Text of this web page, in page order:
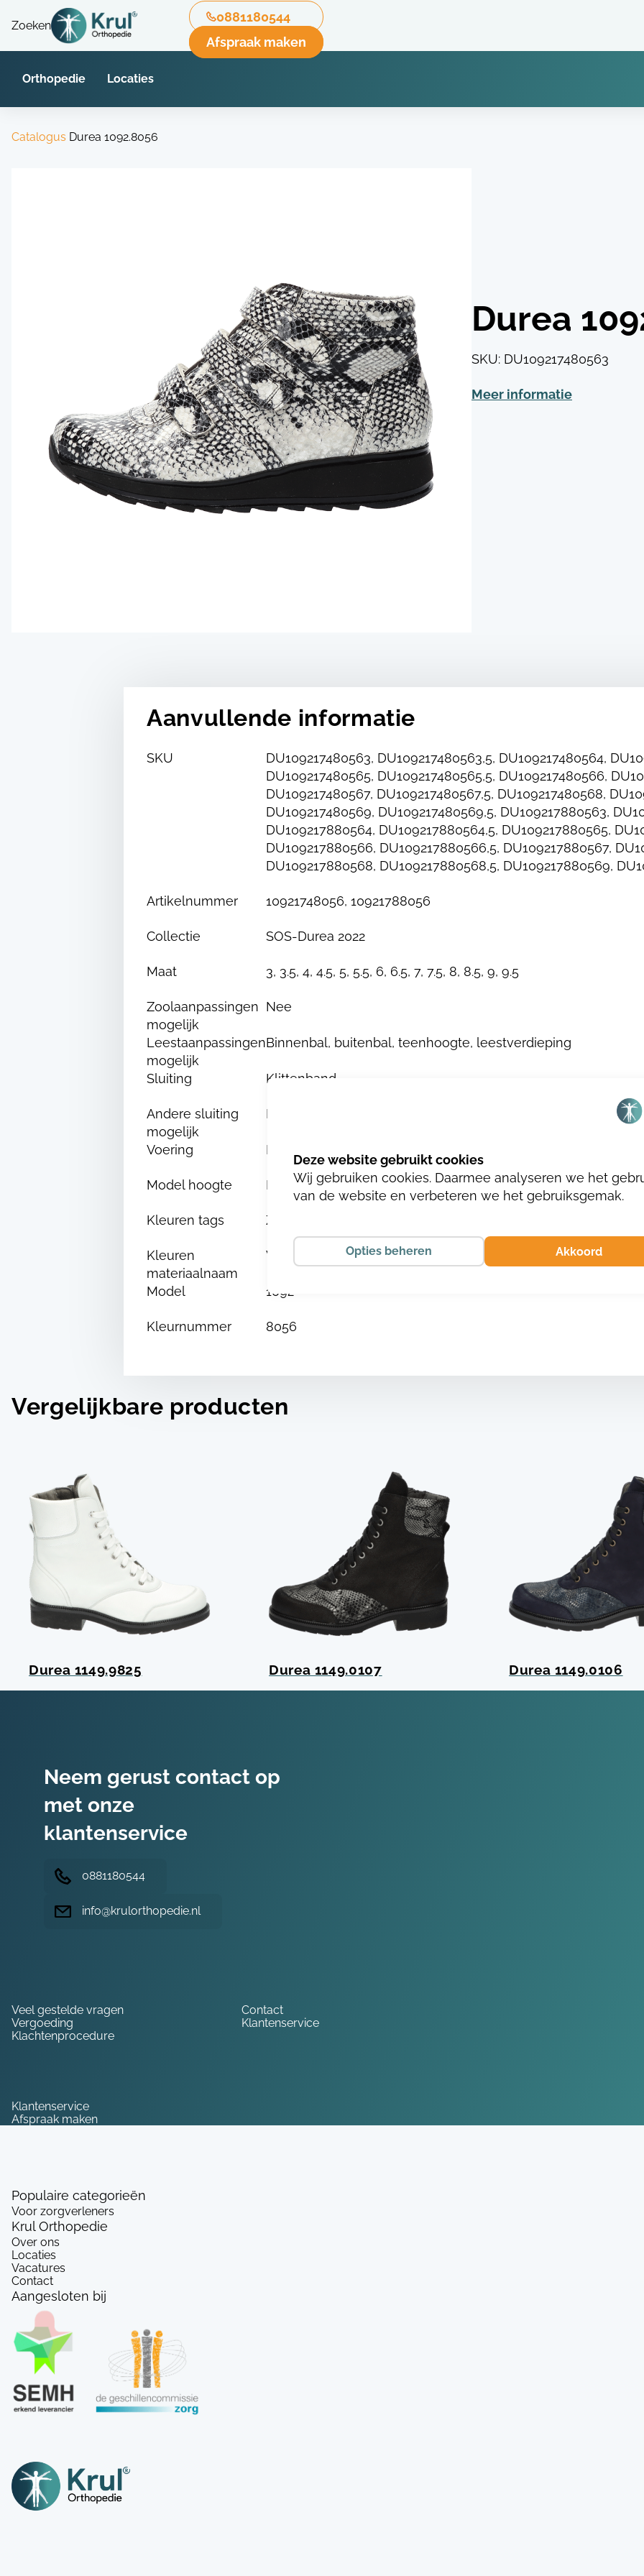
Zoeken
0881180544
Afspraak maken
Orthopedie Locaties
Catalogus Durea 1092.8056
Durea
SKU: DU109217480563
Meer informatie
Aanvullende informatie
SKU
DU109217480563, DU109217480563,5, DU109217480564,
DU109217480565, DU109217480565,5, DU109217480566,
DU109217480567, DU109217480567,5, DU109217480568,
DU109217480569, DU109217480569,5, DU109217880563,
DU109217880564, DU109217880564,5, DU109217880565,
DU109217880566, DU109217880566,5, DU109217880567,
DU109217880568, DU109217880568,5, DU109217880569,
Artikelnummer 10921748056, 10921788056
Collectie SOS-Durea 2022
Maat 3, 3.5, 4, 4.5, 5, 5.5, 6, 6.5, 7, 7.5, 8, 8.5, 9, 9.5
Zoolaanpassingen
mogelijk
Nee
Leestaanpassingen
mogelijk
Binnenbal, buitenbal, teenhoogte, leestverdieping
Sluiting Klittenband
Andere sluiting
mogelijk
Nee
Voering Fashmo
Model hoogte Hoog
Kleuren tags Zwart, Wit
Kleuren
materiaalnaam
WIT-ZWART PYTHON 3017
Model 1092
Kleurnummer 8056
Vergelijkbare producten
Durea 1149.9825 Durea 1149.0107 Durea 1149.0106
Neem gerust contact op
met onze
klantenservice
0881180544
info@krulorthopedie.nl
Veel gestelde vragen
Contact
Vergoeding
Klantenservice
Klachtenprocedure
Klantenservice
Afspraak maken
Populaire categorieën
Voor zorgverleners
Krul Orthopedie
Over ons
Locaties
Vacatures
Contact
Aangesloten bij
Wij gebruiken cookies. Daarmee analyseren we het
van de website en verbeteren we het gebruiksgemak.
Opties beheren Akkoord